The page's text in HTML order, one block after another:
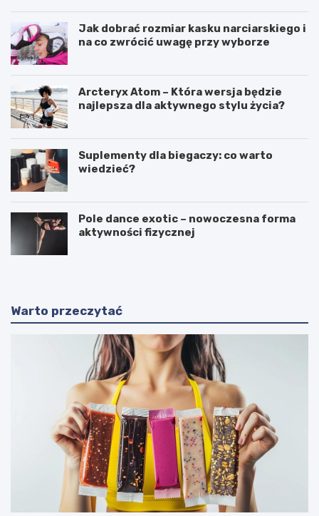
Jak dobrać rozmiar kasku narciarskiego i
na co zwrócić uwagę przy wyborze
Arcteryx Atom – Która wersja będzie
najlepsza dla aktywnego stylu życia?
Suplementy dla biegaczy: co warto
wiedzieć?
Pole dance exotic – nowoczesna forma
aktywności fizycznej
Warto przeczytać